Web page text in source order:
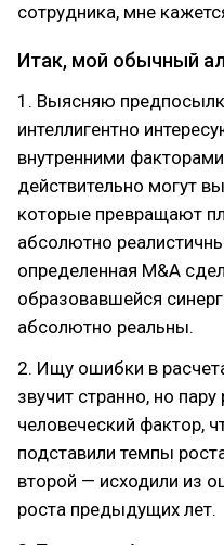
сотрудника, мне
Итак, мой обычный
1. Выясняю
интеллигентно
внутренними
действительно могут
которые превращают
абсолютно
определенная M&A
образовавшейся
абсолютно реальны.
2. Ищу ошибки в
звучит странно, но
человеческий фактор,
подставили темпы
второй — исходили из
роста предыдущих лет.